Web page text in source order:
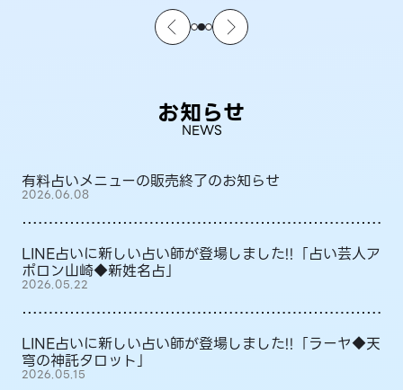
お知らせ
NEWS
有料占いメニューの販売終了のお知らせ
2026.06.08
LINE占いに新しい占い師が登場しました!!「占い芸人ア
ポロン山崎◆新姓名占」
2026.05.22
LINE占いに新しい占い師が登場しました!!「ラーヤ◆天
穹の神託タロット」
2026.05.15